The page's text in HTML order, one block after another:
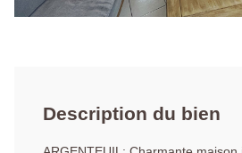
Description du bien